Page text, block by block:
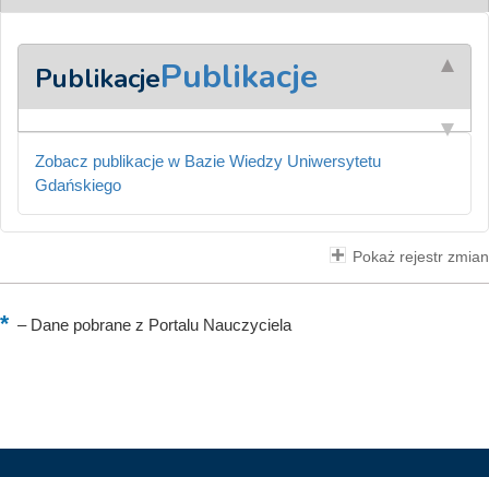
PublikacjePublikacje
Zobacz publikacje w Bazie Wiedzy Uniwersytetu
Gdańskiego
Pokaż rejestr zmian
–Dane pobrane z Portalu Nauczyciela